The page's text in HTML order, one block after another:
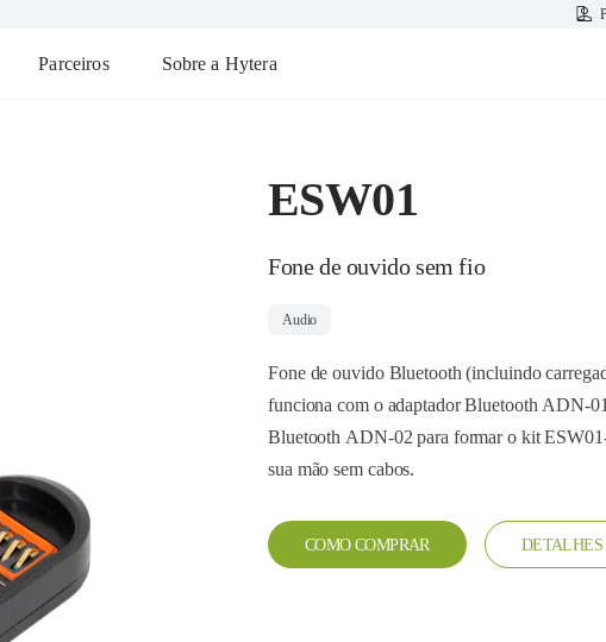
Parceiros Sobre a Hytera
ESW01
Fone de ouvido sem fio
Audio
Fone de ouvido Bluetooth (incluindo
funciona com o adaptador Bluetooth ADN-
Bluetooth ADN-02 para formar o kit
sua mão sem cabos.
COMO COMPRAR DETALHES